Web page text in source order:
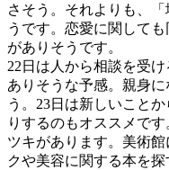
さそう。それよりも、
うです。恋愛に関して
がありそうです。
22日は人から相談を受
ありそうな予感。親身
う。23日は新しいこと
りするのもオススメで
ツキがあります。美術
クや美容に関する本を